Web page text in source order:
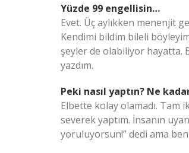
Yüzde 99 engellisin…
Evet. Üç aylıkken menenjit
Kendimi bildim bileli
şeyler de olabiliyor hayatta.
yazdım.
Peki nasıl yaptın? Ne
Elbette kolay olamadı. Tam
severek yaptım. İnsanın
yoruluyorsun!” dedi ama